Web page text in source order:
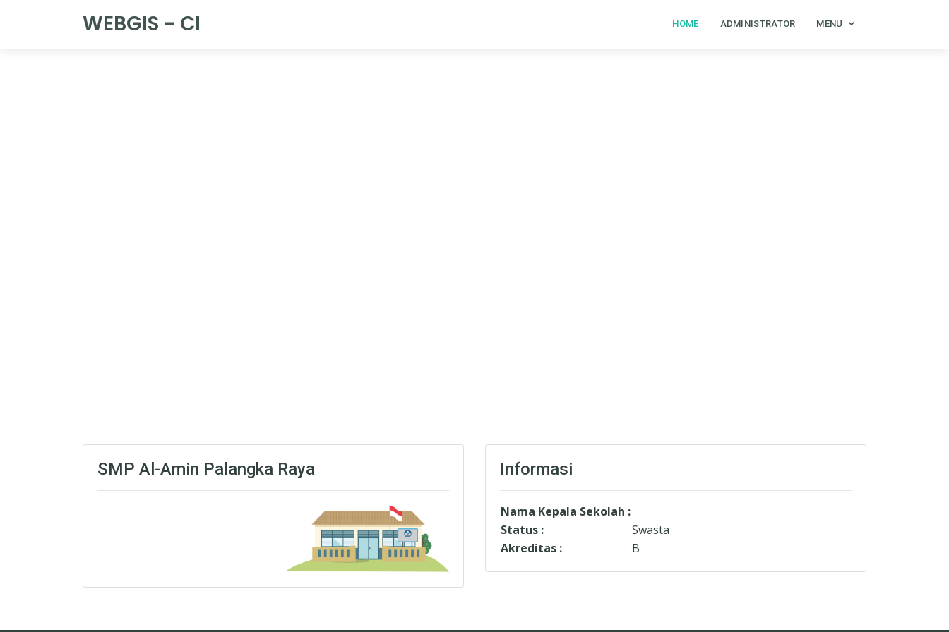
WEBGIS - CI HOME ADMINISTRATOR MENU
SMP Al-Amin Palangka Raya Informasi
Nama Kepala Sekolah :
Status :
Swasta
Akreditas :
B